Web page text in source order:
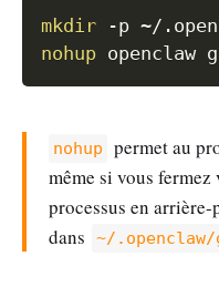
mkdir -p
nohup openclaw
nohup
permet au
même si vous
processus en
dans
~/.openclaw/